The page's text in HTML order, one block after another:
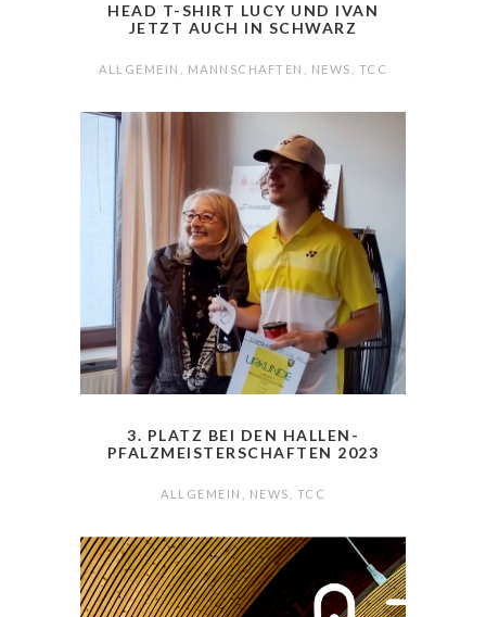
HEAD T-SHIRT LUCY UND IVAN
JETZT AUCH IN SCHWARZ
ALLGEMEIN MANNSCHAFTEN NEWS TCC
3. PLATZ BEI DEN HALLEN-
PFALZMEISTERSCHAFTEN 2023
ALLGEMEIN NEWS TCC